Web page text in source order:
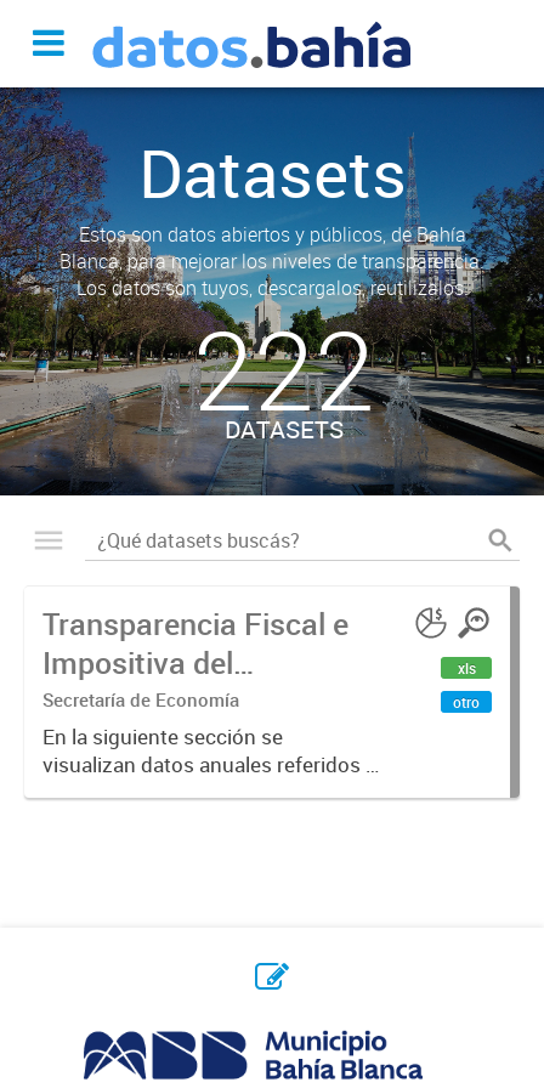
Datasets
Estos son datos abiertos y públicos, de Bahía
Blanca, para mejorar los niveles de transparencia.
Los datos son tuyos, descargalos, reutilizalos.
222
DATASETS
Transparencia Fiscal e
Impositiva del
Municipio. Año 2023
Secretaría de Economía
En la siguiente sección se
visualizan datos anuales referidos a
la transparencia fiscal e impositiva
xls
otro